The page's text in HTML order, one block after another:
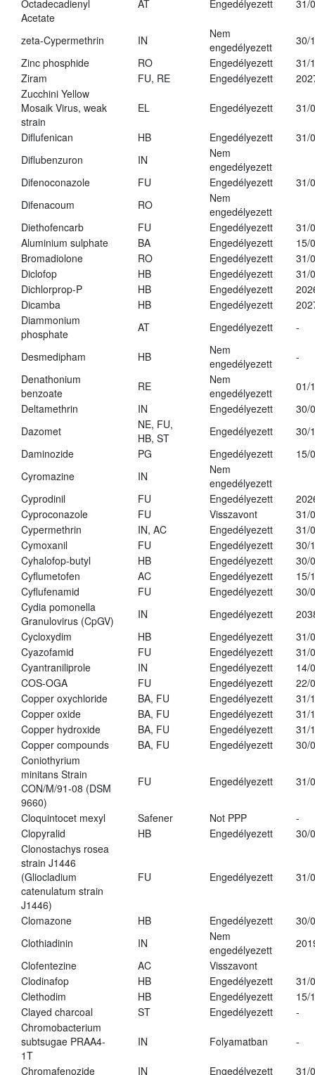
Octadecadienyl
Acetate
AT Engedélyezett 31/
zeta-Cypermethrin IN
Nem
engedélyezett
30/
Zinc phosphide
RO Engedélyezett
31/
Ziram
FU, RE Engedélyezett
Zucchini Yellow
Mosaik Virus, weak
strain
EL Engedélyezett 31/
Diflufenican HB Engedélyezett
31/
Diflubenzuron
IN
Nem
engedélyezett
Difenoconazole
FU Engedélyezett
31/
Difenacoum
RO
Nem
engedélyezett
Diethofencarb
FU Engedélyezett
31/
Aluminium sulphate
BA Engedélyezett
15/
Bromadiolone
RO Engedélyezett
31/
Diclofop
HB Engedélyezett
31/
Dichlorprop-P
HB Engedélyezett
Dicamba
HB Engedélyezett
Diammonium
phosphate
AT Engedélyezett -
Desmedipham HB
Nem
engedélyezett
-
Denathonium
benzoate
RE
Nem
engedélyezett
01/
Deltamethrin
IN Engedélyezett
30/
Dazomet
NE, FU,
HB, ST
Engedélyezett
30/
Daminozide
PG Engedélyezett
15/
Cyromazine
IN
Nem
engedélyezett
Cyprodinil
FU Engedélyezett
Cyproconazole
FU Visszavont
31/
Cypermethrin
IN, AC Engedélyezett
31/
Cymoxanil
FU Engedélyezett
30/
Cyhalofop-butyl
HB Engedélyezett
30/
Cyflumetofen
AC Engedélyezett
15/
Cyflufenamid
FU Engedélyezett
30/
Cydia pomonella
Granulovirus (CpGV)
IN Engedélyezett
Cycloxydim
HB Engedélyezett
31/
Cyazofamid
FU Engedélyezett
31/
Cyantraniliprole
IN Engedélyezett
14/
COS-OGA
FU Engedélyezett
22/
Copper oxychloride
BA, FU Engedélyezett
31/
Copper oxide
BA, FU Engedélyezett
31/
Copper hydroxide
BA, FU Engedélyezett
31/
Copper compounds
BA, FU Engedélyezett
30/
Coniothyrium
minitans Strain
CON/M/91-08 (DSM
9660)
FU Engedélyezett 31/
Cloquintocet mexyl Safener Not PPP
-
Clopyralid
HB Engedélyezett
30/
Clonostachys rosea
strain J1446
(Gliocladium
catenulatum strain
J1446)
FU Engedélyezett 31/
Clomazone HB Engedélyezett
30/
Clothiadinin
IN
Nem
engedélyezett
Clofentezine
AC
Visszavont
Clodinafop
HB Engedélyezett
31/
Clethodim
HB Engedélyezett
15/
Clayed charcoal
ST Engedélyezett
-
Chromobacterium
subtsugae PRAA4-
1T
IN Folyamatban -
Chromafenozide IN Engedélyezett 31/